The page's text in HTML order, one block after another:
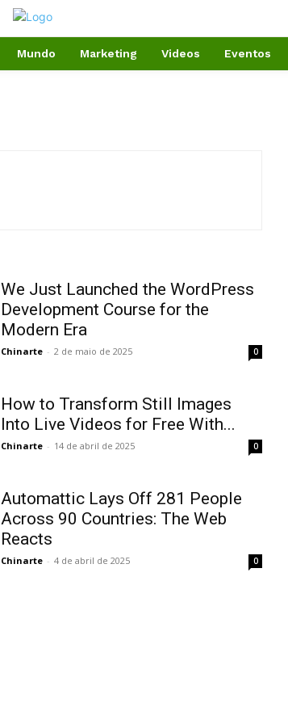
Mundo Marketing Videos Eventos
We Just Launched the WordPress
Development Course for the
Modern Era
Chinarte - 2 de maio de 2025 0
How to Transform Still Images
Into Live Videos for Free With...
Chinarte - 14 de abril de 2025 0
Automattic Lays Off 281 People
Across 90 Countries: The Web
Reacts
Chinarte - 4 de abril de 2025 0